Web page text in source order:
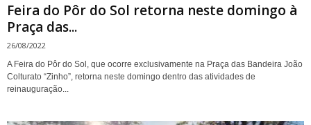
Feira do Pôr do Sol retorna neste domingo à
Praça das...
26/08/2022
A Feira do Pôr do Sol, que ocorre exclusivamente na Praça das Bandeira João
Colturato “Zinho”, retorna neste domingo dentro das atividades de
reinauguração...